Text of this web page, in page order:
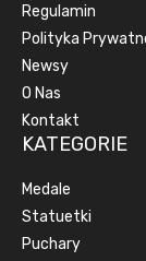
Regulamin
Polityka
Newsy
O Nas
Kontakt
KATEGORIE
Medale
Statuetki
Puchary